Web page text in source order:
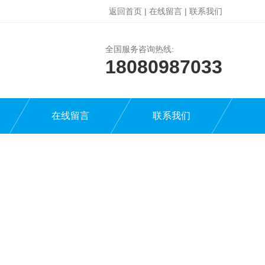
返回首页 | 在线留言 | 联系我们
全国服务咨询热线:
18080987033
在线留言 联系我们